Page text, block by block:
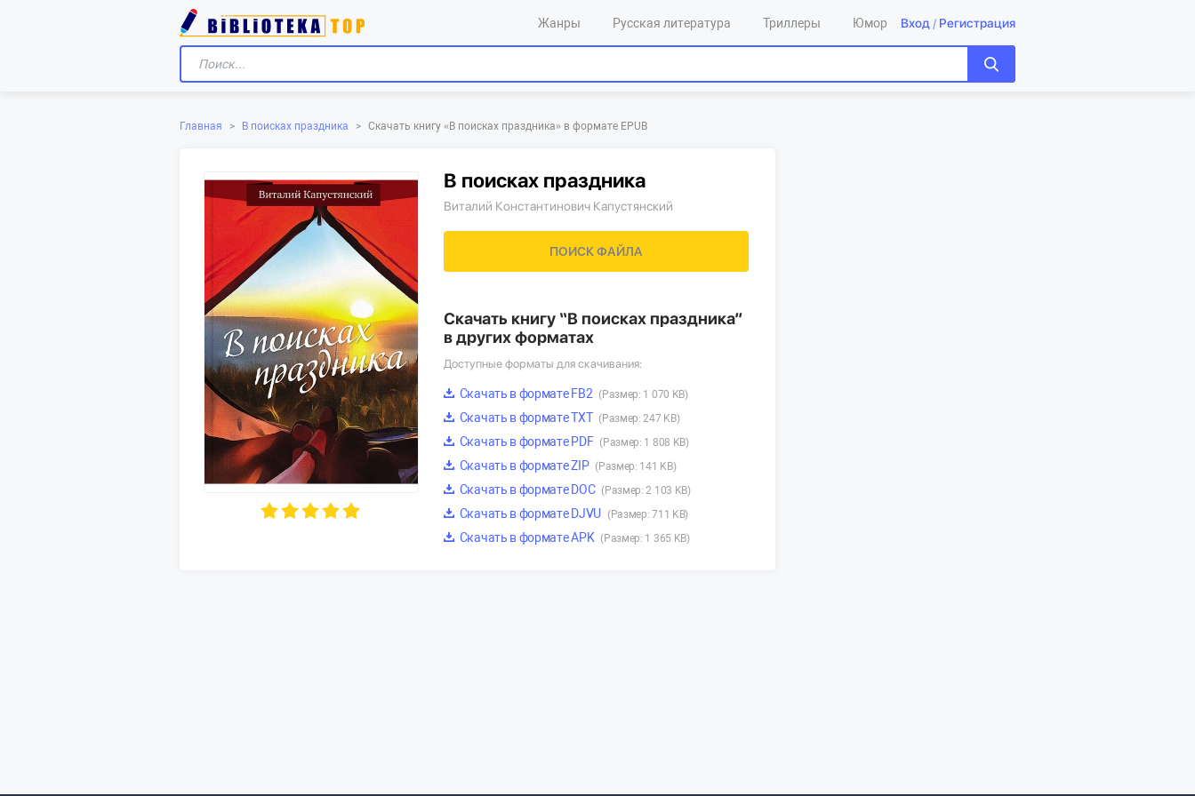
Жанры Русская литература Триллеры Юмор Вход / Регистрация
Главная > В поисках праздника > Скачать книгу «‎В поисках праздника»‎ в формате EPUB
В поисках праздника
Виталий Константинович Капустянский
ПОИСК ФАЙЛА
Скачать книгу “В поисках праздника”
в других форматах
Доступные форматы для скачивания:
Скачать в формате FB2 (Размер: 1 070 KB)
Скачать в формате TXT (Размер: 247 KB)
Скачать в формате PDF (Размер: 1 808 KB)
Скачать в формате ZIP (Размер: 141 KB)
Скачать в формате DOC (Размер: 2 103 KB)
Скачать в формате DJVU (Размер: 711 KB)
Скачать в формате APK (Размер: 1 365 KB)